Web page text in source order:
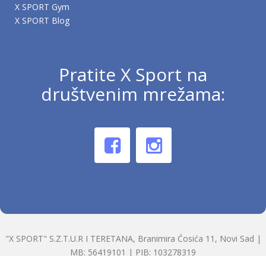
X SPORT Gym
X SPORT Blog
Pratite X Sport na
društvenim mrežama:
"X SPORT" S.Z.T.U.R I TERETANA, Branimira Ćosića 11, Novi Sad |
MB: 56419101 | PIB: 103278319